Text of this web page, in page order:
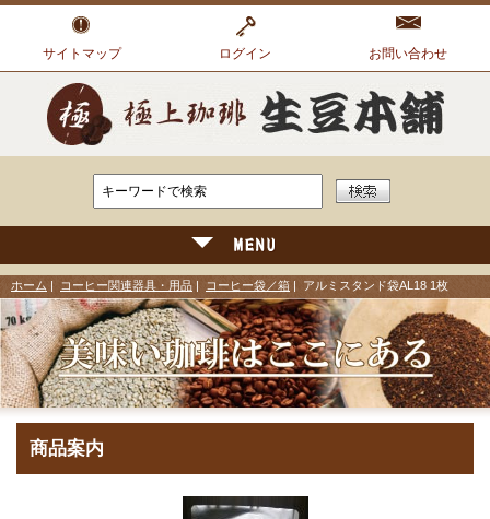
サイトマップ ログイン お問い合わせ
ホーム コーヒー関連器具・用品 コーヒー袋／箱 | アルミスタンド袋AL18 1枚
商品案内